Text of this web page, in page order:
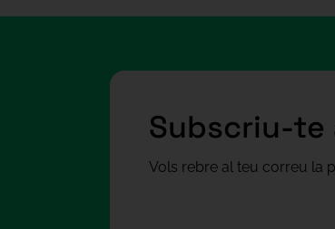
Subscriu-
Vols rebre al teu correu la